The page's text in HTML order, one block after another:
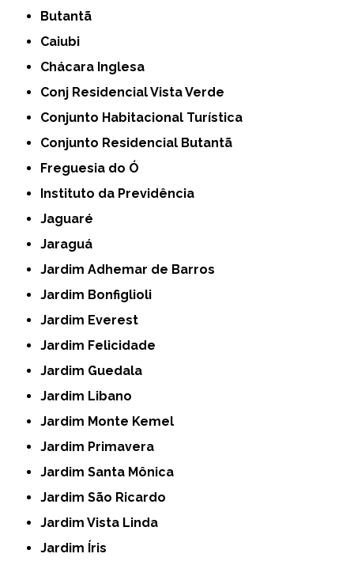
Butantã
Caiubi
Chácara Inglesa
Conj Residencial Vista Verde
Conjunto Habitacional Turística
Conjunto Residencial Butantã
Freguesia do Ó
Instituto da Previdência
Jaguaré
Jaraguá
Jardim Adhemar de Barros
Jardim Bonfiglioli
Jardim Everest
Jardim Felicidade
Jardim Guedala
Jardim Libano
Jardim Monte Kemel
Jardim Primavera
Jardim Santa Mônica
Jardim São Ricardo
Jardim Vista Linda
Jardim Íris